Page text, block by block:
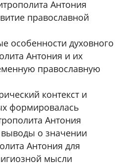
Антония
православной
особенности духовного
Антония и их
православную
контекст и
формировалась
Антония
о значении
Антония для
мысли